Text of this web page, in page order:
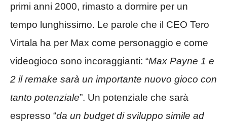
primi anni 2000, rimasto a dormire per un
tempo lunghissimo. Le parole che il CEO Tero
Virtala ha per Max come personaggio e come
videogioco sono incoraggianti: “Max Payne 1 e
2 il remake sarà un importante nuovo gioco con
tanto potenziale”. Un potenziale che sarà
espresso “da un budget di sviluppo simile ad